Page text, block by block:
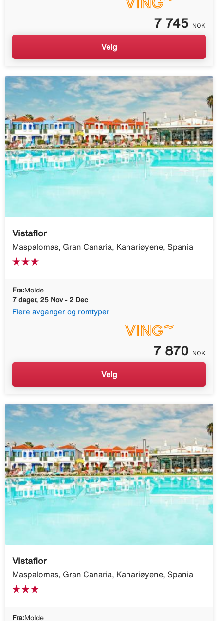
7 745 NOK
Velg
Vistaflor
Maspalomas, Gran Canaria, Kanariøyene, Spania
Fra:Molde
7 dager, 25 Nov - 2 Dec
Flere avganger og romtyper
7 870 NOK
Velg
Vistaflor
Maspalomas, Gran Canaria, Kanariøyene, Spania
Fra:Molde